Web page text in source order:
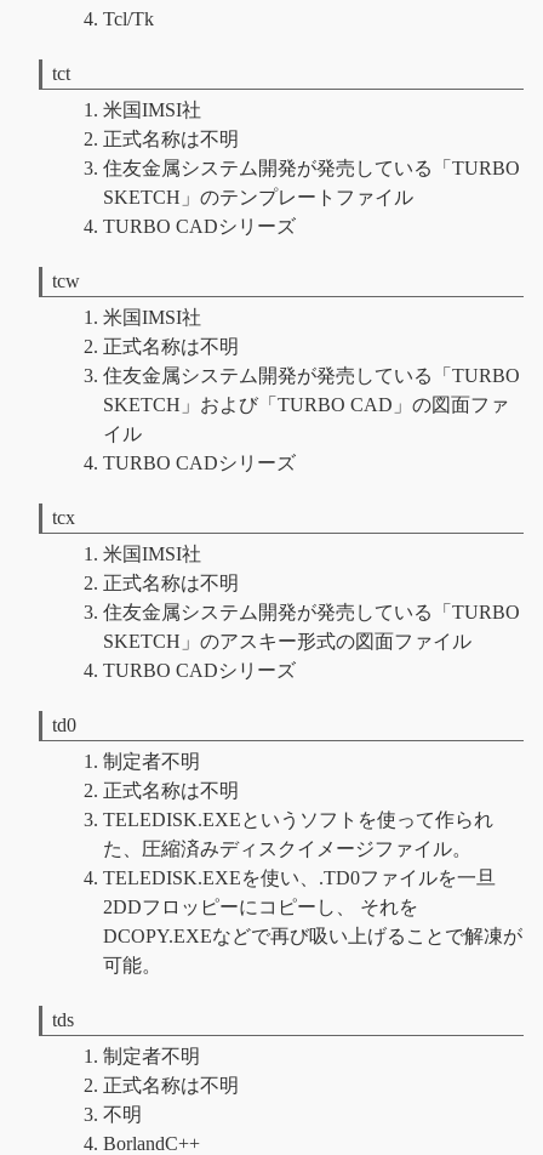
Tcl/Tk
tct
米国IMSI社
正式名称は不明
住友金属システム開発が発売している「TURBO
SKETCH」のテンプレートファイル
TURBO CADシリーズ
tcw
米国IMSI社
正式名称は不明
住友金属システム開発が発売している「TURBO
SKETCH」および「TURBO CAD」の図面ファ
イル
TURBO CADシリーズ
tcx
米国IMSI社
正式名称は不明
住友金属システム開発が発売している「TURBO
SKETCH」のアスキー形式の図面ファイル
TURBO CADシリーズ
td0
制定者不明
正式名称は不明
TELEDISK.EXEというソフトを使って作られ
た、圧縮済みディスクイメージファイル。
TELEDISK.EXEを使い、.TD0ファイルを一旦
2DDフロッピーにコピーし、 それを
DCOPY.EXEなどで再び吸い上げることで解凍が
可能。
tds
制定者不明
正式名称は不明
不明
BorlandC++